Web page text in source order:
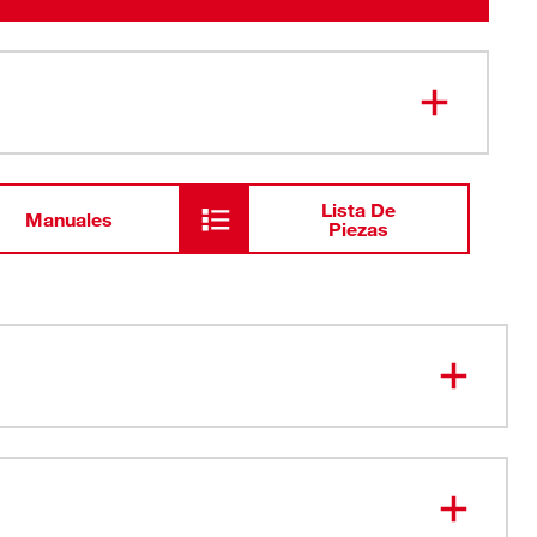
Manuales
Lista De
Piezas